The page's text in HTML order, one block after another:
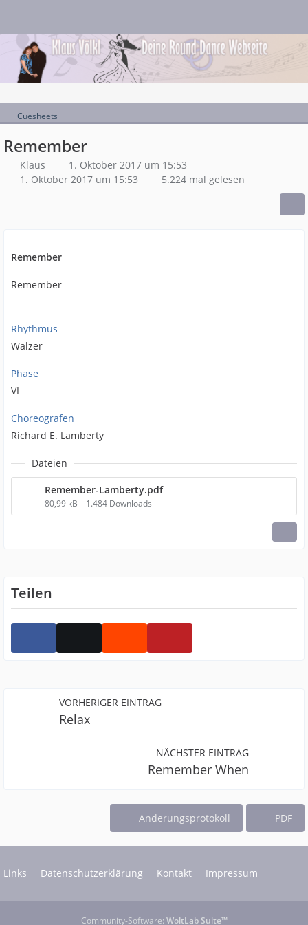
Cuesheets
Remember
Klaus
1. Oktober 2017 um 15:53
1. Oktober 2017 um 15:53
5.224 mal gelesen
Remember
Remember
Rhythmus
Walzer
Phase
VI
Choreografen
Richard E. Lamberty
Dateien
Remember-Lamberty.pdf
80,99 kB – 1.484 Downloads
Teilen
VORHERIGER EINTRAG
Relax
NÄCHSTER EINTRAG
Remember When
Änderungsprotokoll PDF
Links Datenschutzerklärung Kontakt Impressum
Community-Software: WoltLab Suite™